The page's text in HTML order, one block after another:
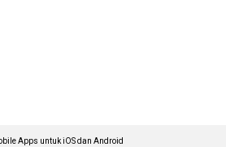
Apps untuk iOS dan Android